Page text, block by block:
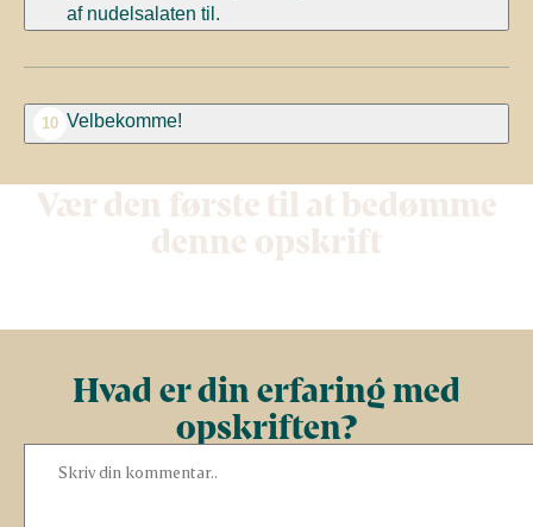
af nudelsalaten til.
10 Velbekomme!
Vær den første til at bedømme
denne opskrift
Hvad er din erfaring med
opskriften?